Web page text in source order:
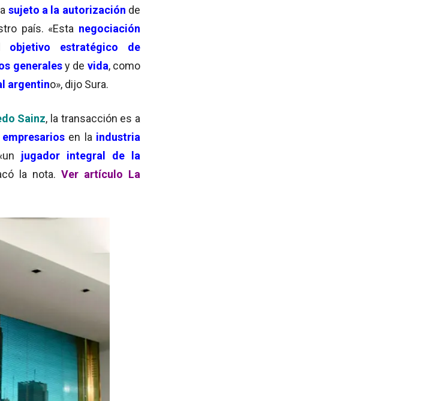
sujeto a la autorización de
país. «Esta negociación
objetivo estratégico de
generalesy de vida, como
argentino», dijo Sura.
Sainz, la transacción es a
en la industria
jugador integral de la
la nota. Ver artículo La